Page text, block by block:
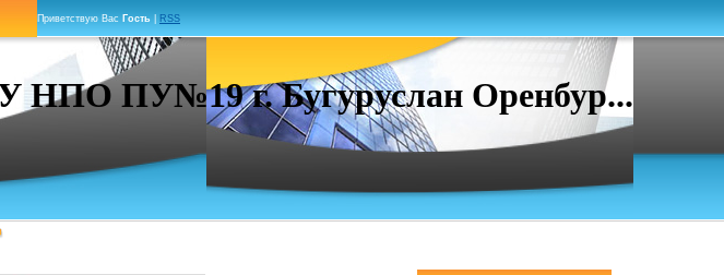
Приветствую Вас Гость RSS
НПО ПУ№19 г. Бугуруслан Оренбур...